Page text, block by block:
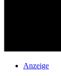
Anzeige